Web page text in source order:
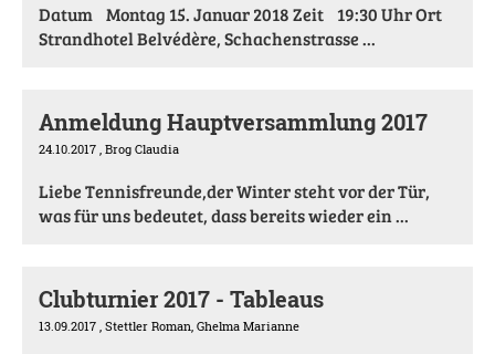
Datum Montag 15. Januar 2018 Zeit 19:30 Uhr Ort
Strandhotel Belvédère, Schachenstrasse ...
Anmeldung Hauptversammlung 2017
24.10.2017 , Brog Claudia
Liebe Tennisfreunde,der Winter steht vor der Tür,
was für uns bedeutet, dass bereits wieder ein ...
Clubturnier 2017 - Tableaus
13.09.2017 , Stettler Roman, Ghelma Marianne